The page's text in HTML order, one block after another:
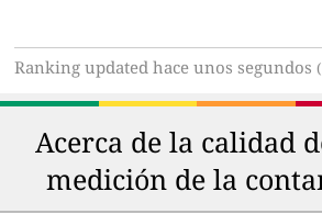
Ranking updated hace unos segundos
Acerca de la calidad
medición de la